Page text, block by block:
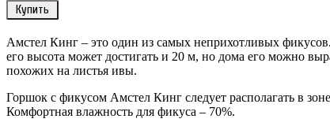
Купить
Амстел Кинг – это один из самых неприхотливых
его высота может достигать и 20 м, но дома его можно
похожих на листья ивы.
Горшок с фикусом Амстел Кинг следует располагать в
Комфортная влажность для фикуса – 70%.